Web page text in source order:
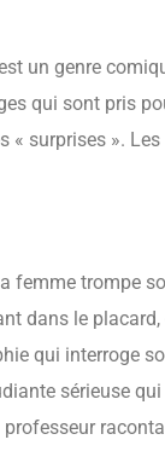
un genre
qui sont pris
« surprises ».
femme trompe
dans le
qui interroge
sérieuse